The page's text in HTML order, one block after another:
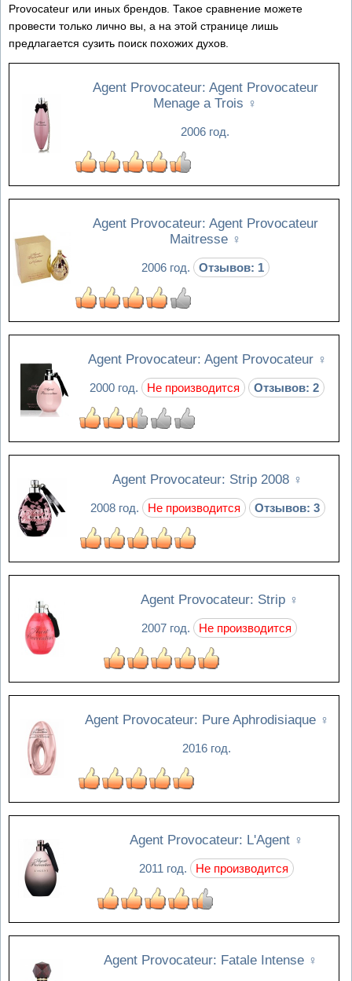
Provocateur или иных брендов. Такое сравнение можете
провести только лично вы, а на этой странице лишь
предлагается сузить поиск похожих духов.
Agent Provocateur: Agent Provocateur
Menage a Trois ♀
2006 год.
Agent Provocateur: Agent Provocateur
Maitresse ♀
2006 год. Отзывов: 1
Agent Provocateur: Agent Provocateur ♀
2000 год. Не производится Отзывов: 2
Agent Provocateur: Strip 2008 ♀
2008 год. Не производится Отзывов: 3
Agent Provocateur: Strip ♀
2007 год. Не производится
Agent Provocateur: Pure Aphrodisiaque ♀
2016 год.
Agent Provocateur: L'Agent ♀
2011 год. Не производится
Agent Provocateur: Fatale Intense ♀